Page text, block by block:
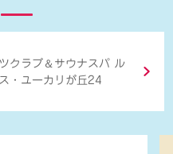
クラブ ＆ サウナスパ ル
・ユーカリが丘24